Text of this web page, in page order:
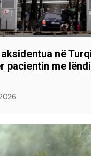
aksidentua në
pacientin me